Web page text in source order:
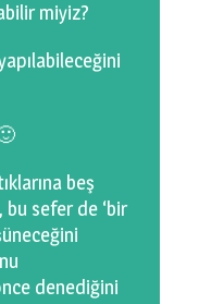
miyiz?
beş
sefer de ‘bir
denediğini